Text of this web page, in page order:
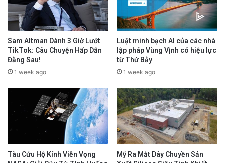
Sam Altman Dành 3 Giờ Lướt
TikTok: Câu Chuyện Hấp Dẫn
Đằng Sau!
1 week ago
Luật minh bạch AI của các nhà
lập pháp Vùng Vịnh có hiệu lực
từ Thứ Bảy
1 week ago
Tàu Cứu Hộ Kính Viễn Vọng
Mỹ Ra Mắt Dây Chuyền Sản